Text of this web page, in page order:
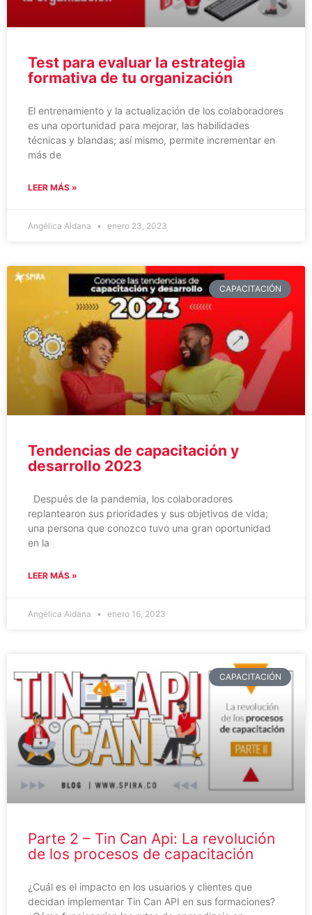
Test para evaluar la estrategia
formativa de tu organización
El entrenamiento y la actualización de los colaboradores
es una oportunidad para mejorar, las habilidades
técnicas y blandas; así mismo, permite incrementar en
más de
LEER MÁS »
Angélica Aldana enero 23, 2023
CAPACITACIÓN
Tendencias de capacitación y
desarrollo 2023
Después de la pandemia, los colaboradores
replantearon sus prioridades y sus objetivos de vida;
una persona que conozco tuvo una gran oportunidad
en la
LEER MÁS »
Angélica Aldana enero 16, 2023
CAPACITACIÓN
Parte 2 – Tin Can Api: La revolución
de los procesos de capacitación
¿Cuál es el impacto en los usuarios y clientes que
decidan implementar Tin Can API en sus formaciones?